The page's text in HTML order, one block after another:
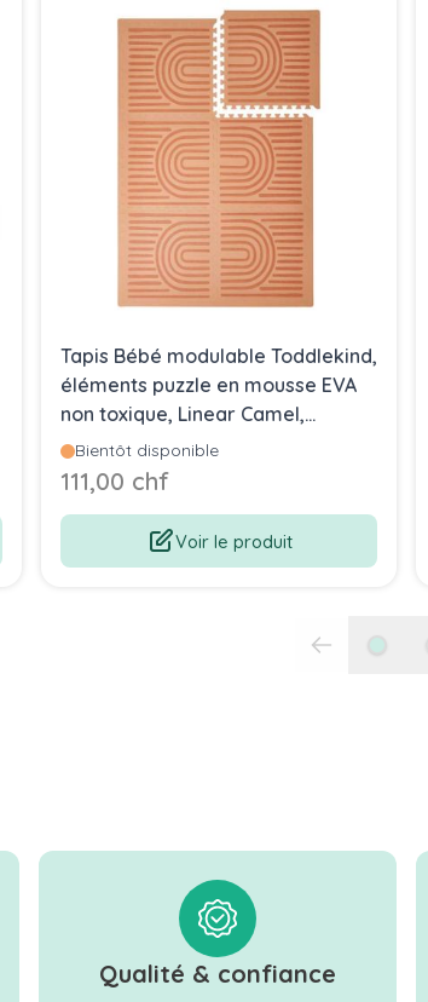
Tapis Bébé modulable Toddlekind,
éléments puzzle en mousse EVA
non toxique, Linear Camel,
Livraison Gratuite
Bientôt disponible
111,00 chf
Voir le produit
Qualité & confiance